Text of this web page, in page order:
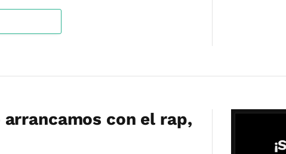
arrancamos con el rap,